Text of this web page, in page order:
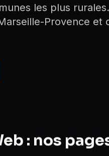
les plus
Provence et
: nos